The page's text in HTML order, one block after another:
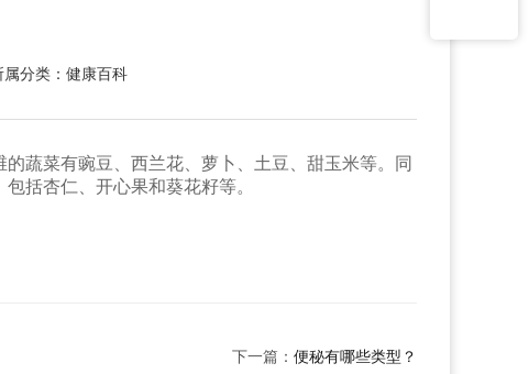
属分类：健康百科
蔬菜有豌豆、西兰花、萝卜、土豆、甜玉米等。同
括杏仁、开心果和葵花籽等。
下一篇： 便秘有哪些类型？